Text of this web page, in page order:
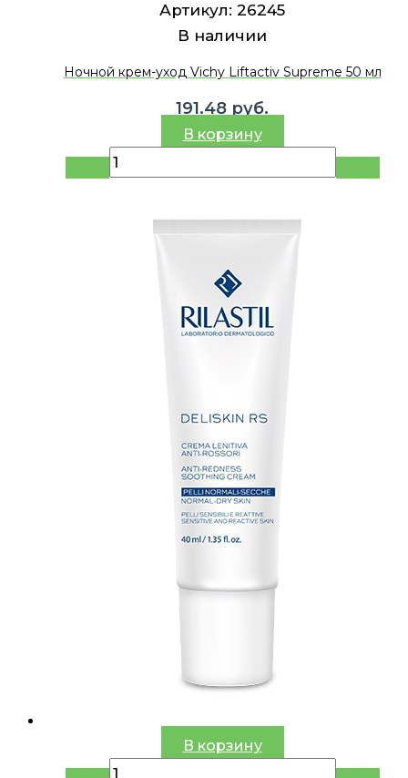
Артикул: 26245
В наличии
Ночной крем-уход Vichy Liftactiv Supreme 50 мл
191.48 руб.
В корзину
В корзину